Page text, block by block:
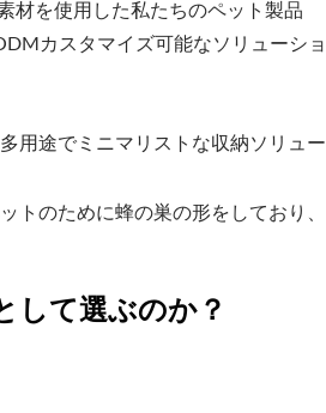
材を使用した私たちのペット製品
カスタマイズ可能なソリューショ
用途でミニマリストな収納ソリュー
トのために蜂の巣の形をしており、
して選ぶのか？